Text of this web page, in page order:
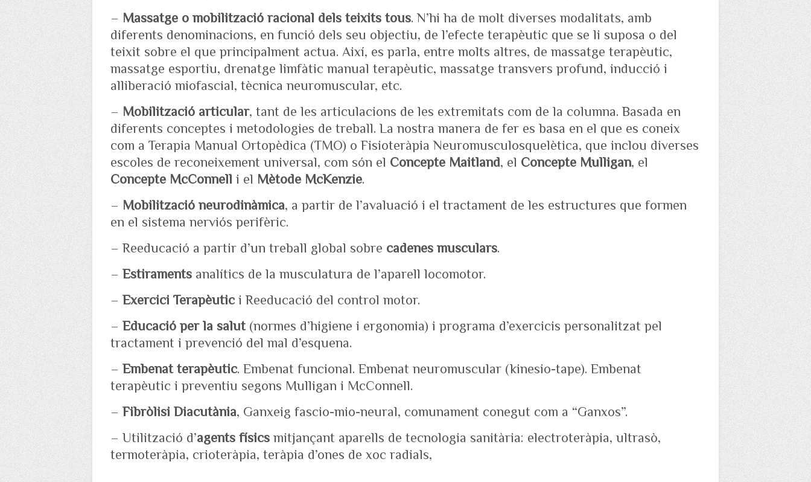
– Massatge o mobilització racional dels teixits tous. N’hi ha de molt diverses modalitats, amb
diferents denominacions, en funció dels seu objectiu, de l’efecte terapèutic que se li suposa o del
teixit sobre el que principalment actua. Així, es parla, entre molts altres, de massatge terapèutic,
massatge esportiu, drenatge limfàtic manual terapèutic, massatge transvers profund, inducció i
alliberació miofascial, tècnica neuromuscular, etc.
– Mobilització articular, tant de les articulacions de les extremitats com de la columna. Basada en
diferents conceptes i metodologies de treball. La nostra manera de fer es basa en el que es coneix
com a Terapia Manual Ortopèdica (TMO) o Fisioteràpia Neuromusculosquelètica, que inclou diverses
escoles de reconeixement universal, com són el Concepte Maitland, el Concepte Mulligan, el
Concepte McConnell i el Mètode McKenzie.
– Mobilització neurodinàmica, a partir de l’avaluació i el tractament de les estructures que formen
en el sistema nerviós perifèric.
– Reeducació a partir d’un treball global sobre cadenes musculars.
– Estiraments analítics de la musculatura de l’aparell locomotor.
– Exercici Terapèutici Reeducació del control motor.
– Educació per la salut(normes d’higiene i ergonomia) i programa d’exercicis personalitzat pel
tractament i prevenció del mal d’esquena.
– Embenat terapèutic. Embenat funcional. Embenat neuromuscular (kinesio-tape). Embenat
terapèutic i preventiu segons Mulligan i McConnell.
– Fibròlisi Diacutània, Ganxeig fascio-mio-neural, comunament conegut com a “Ganxos”.
– Utilització d’agents físics mitjançant aparells de tecnologia sanitària: electroteràpia, ultrasò,
termoteràpia, crioteràpia, teràpia d’ones de xoc radials,